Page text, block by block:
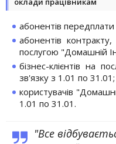
абонентів
абонентів
послугою "Домашній
бізнес-клієнтів на
зв'язку з 1.01 по 31.01;
користувачів
1.01 по 31.01.
"Все